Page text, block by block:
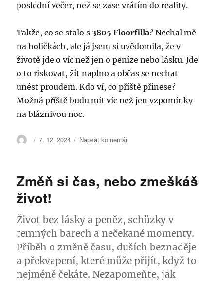
poslední večer, než se zase vrátím do reality.
Takže, co se stalo s 3805 Floorfilla? Nechal mě
na holičkách, ale já jsem si uvědomila, že v
životě jde o víc než jen o peníze nebo lásku. Jde
o to riskovat, žít naplno a občas se nechat
unést proudem. Kdo ví, co příště přinese?
Možná příště budu mít víc než jen vzpomínky
na bláznivou noc.
Autor:
Publikováno:
7. 12. 2024 Napsat komentářpro
3805
Sázka:
Jak
jsem
se
dostala
do
Změň si čas, nebo zmeškáš
život!
Život bez lásky a peněz, schůzky v
temných barech a nečekané momenty.
Příběh o změně času, duších beznaděje
a překvapení, které může přijít, když to
nejméně čekáte. Nezapomeňte, jak